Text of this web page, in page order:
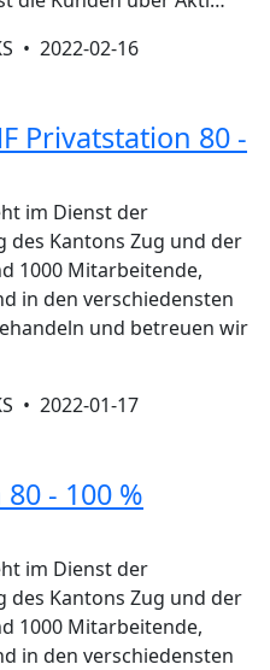
• 2022-02-16
Privatstation 80 -
im Dienst der
des Kantons Zug und der
1000 Mitarbeitende,
in den verschiedensten
und betreuen wir
• 2022-01-17
- 100 %
im Dienst der
des Kantons Zug und der
1000 Mitarbeitende,
in den verschiedensten